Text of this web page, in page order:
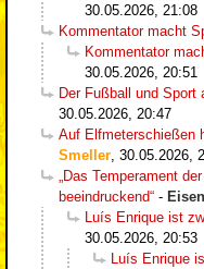
30.05.2026, 21:08
Kommentator macht
Kommentator
30.05.2026, 20:51
Der Fußball und Sport
30.05.2026, 20:47
Auf Elfmeterschießen
Smeller 30.05.2026,
„Das Temperament
beeindruckend“ - Eisen
Luís Enrique ist
30.05.2026, 20:53
Luís Enrique